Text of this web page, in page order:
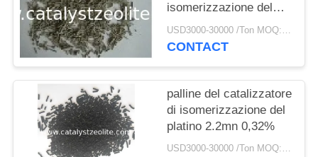
isomerizzazione del
platino SKI-110 0,046%USD3000-30000 /Ton MOQ:1 chilogrammo
CONTACT
palline del catalizzatore
di isomerizzazione del
platino 2.2mn 0,32%
USD3000-30000 /Ton MOQ:1 chilogrammo